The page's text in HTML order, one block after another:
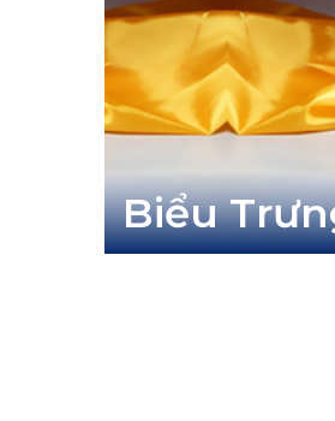
Biểu
055